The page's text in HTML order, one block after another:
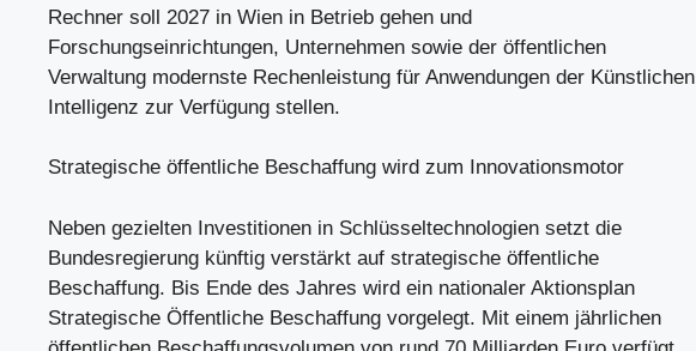
Rechner soll 2027 in Wien in Betrieb gehen und
Forschungseinrichtungen, Unternehmen sowie der öffentlichen
Verwaltung modernste Rechenleistung für Anwendungen der Künstlichen
Intelligenz zur Verfügung stellen.
Strategische öffentliche Beschaffung wird zum Innovationsmotor
Neben gezielten Investitionen in Schlüsseltechnologien setzt die
Bundesregierung künftig verstärkt auf strategische öffentliche
Beschaffung. Bis Ende des Jahres wird ein nationaler Aktionsplan
Strategische Öffentliche Beschaffung vorgelegt. Mit einem jährlichen